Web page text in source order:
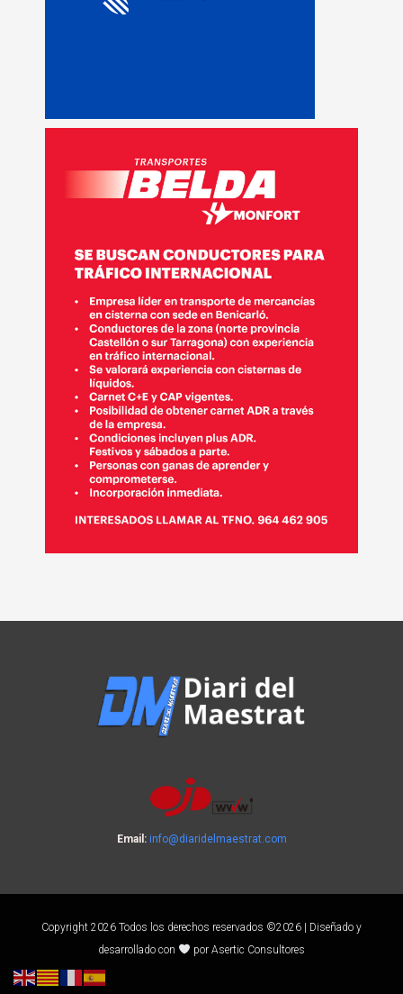
Email: info@diaridelmaestrat.com
Copyright 2026 Todos los derechos reservados ©2026 | Diseñado y
desarrollado con
por Asertic Consultores